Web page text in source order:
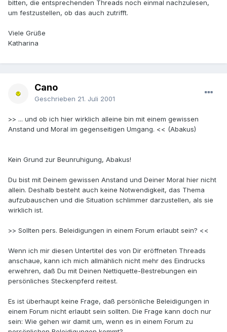
bitten, die entsprechenden Threads noch einmal nachzulesen,
um festzustellen, ob das auch zutrifft.
Viele Grüße
Katharina
Cano
Geschrieben 21. Juli 2001
>> ... und ob ich hier wirklich alleine bin mit einem gewissen
Anstand und Moral im gegenseitigen Umgang. << (Abakus)
Kein Grund zur Beunruhigung, Abakus!
Du bist mit Deinem gewissen Anstand und Deiner Moral hier nicht
allein. Deshalb besteht auch keine Notwendigkeit, das Thema
aufzubauschen und die Situation schlimmer darzustellen, als sie
wirklich ist.
>> Sollten pers. Beleidigungen in einem Forum erlaubt sein? <<
Wenn ich mir diesen Untertitel des von Dir eröffneten Threads
anschaue, kann ich mich allmählich nicht mehr des Eindrucks
erwehren, daß Du mit Deinen Nettiquette-Bestrebungen ein
persönliches Steckenpferd reitest.
Es ist überhaupt keine Frage, daß persönliche Beleidigungen in
einem Forum nicht erlaubt sein sollten. Die Frage kann doch nur
sein: Wie gehen wir damit um, wenn es in einem Forum zu